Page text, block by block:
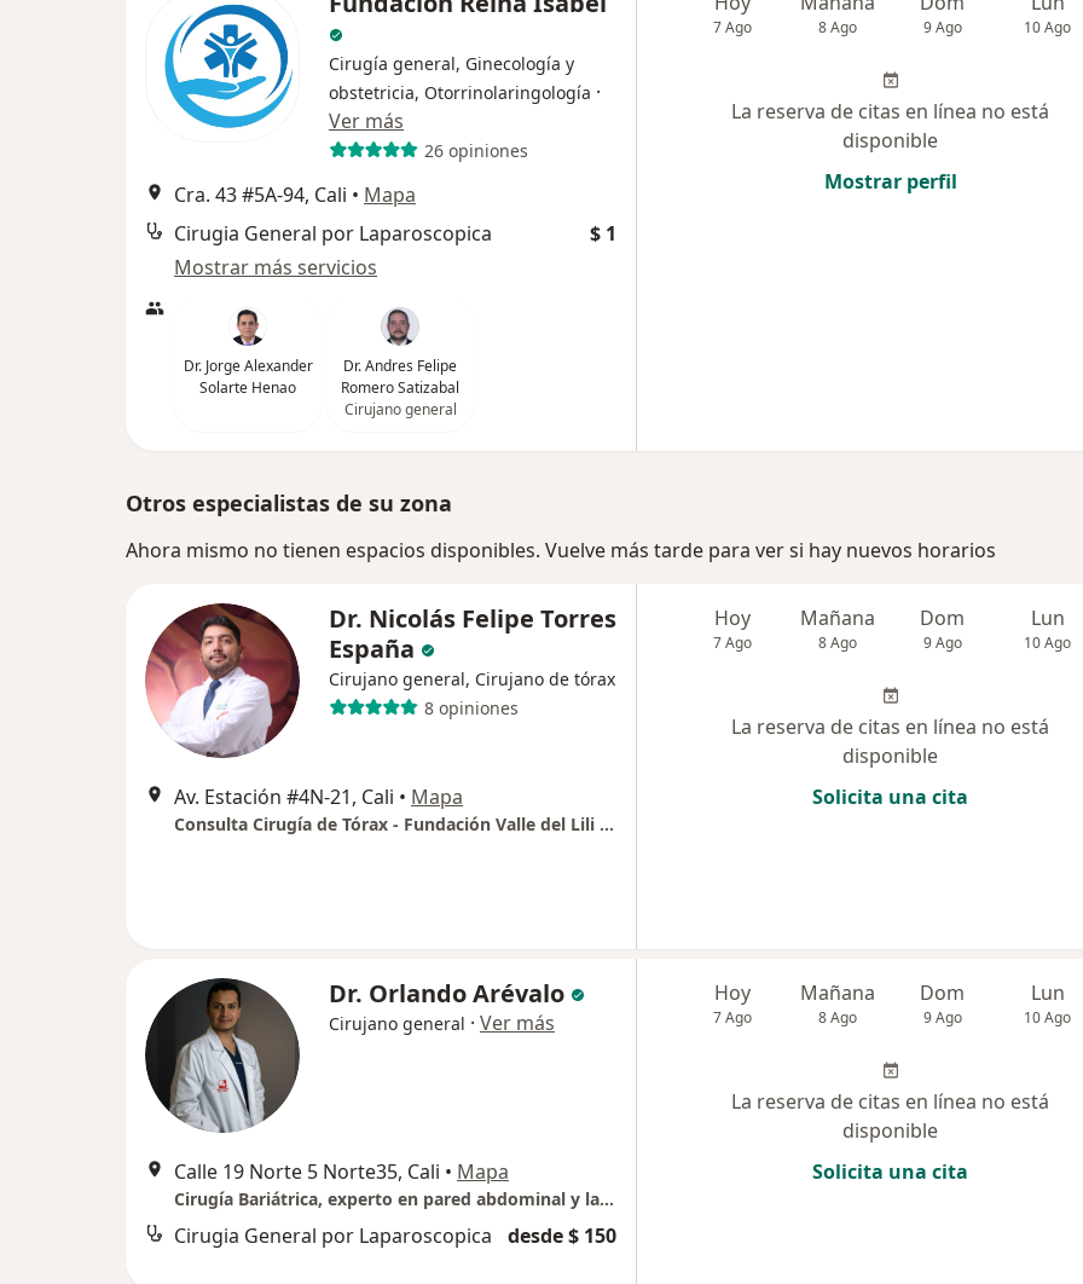
Cirugía general, Ginecología y
obstetricia, Otorrinolaringología ·
Ver más
26 opiniones
Cra. 43 #5A-94, Cali • Mapa
Cirugia General por Laparoscopica
$ 1
Mostrar más servicios
Dr. Jorge Alexander
Solarte Henao
Dr. Andres Felipe
Romero Satizabal
Cirujano general
7 Ago 8 Ago 9 Ago 10 Ago
La reserva de citas en línea no está
disponible
Mostrar perfil
Otros especialistas de su zona
Ahora mismo no tienen espacios disponibles. Vuelve más tarde para ver si hay nuevos horarios
Dr. Nicolás Felipe Torres
España
Cirujano general, Cirujano de tórax
8 opiniones
Av. Estación #4N-21, Cali • Mapa
Consulta Cirugía de Tórax - Fundación Valle del Lili / Sede Norte
Hoy
7 Ago
Mañana
8 Ago
Dom
9 Ago
Lun
10 Ago
La reserva de citas en línea no está
disponible
Solicita una cita
Dr. Orlando Arévalo
Cirujano general · Ver más
Calle 19 Norte 5 Norte35, Cali • Mapa
Cirugía Bariátrica, experto en pared abdominal y laparoscopia avanzada.
Cirugia General por Laparoscopica desde $ 150
Hoy
7 Ago
Mañana
8 Ago
Dom
9 Ago
Lun
10 Ago
La reserva de citas en línea no está
disponible
Solicita una cita